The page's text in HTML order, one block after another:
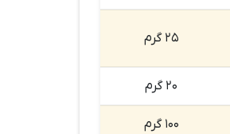
۲۵ گرم
۱۰۰ گرم